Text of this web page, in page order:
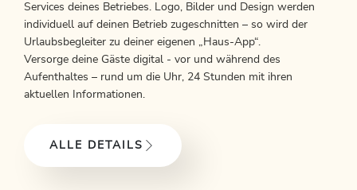
Services deines Betriebes. Logo, Bilder und Design werden
individuell auf deinen Betrieb zugeschnitten – so wird der
Urlaubsbegleiter zu deiner eigenen „Haus-App“.
Versorge deine Gäste digital - vor und während des
Aufenthaltes – rund um die Uhr, 24 Stunden mit ihren
aktuellen Informationen.
ALLE DETAILS